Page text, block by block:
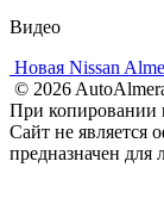
Видео
Новая Nissan
© 2026
При копировании
Сайт не является
предназначен для